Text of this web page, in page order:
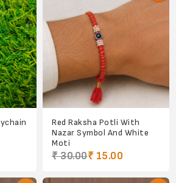
Red Raksha Potli With
Nazar Symbol And White
Moti
₹ 30.00₹ 15.00